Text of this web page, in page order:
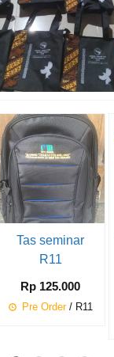
Tas seminar
R11
Rp 125.000
Pre Order/ R11